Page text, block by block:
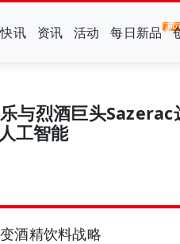
快讯 资讯 活动 每日新品
与烈酒巨头Sazerac
工智能
酒精饮料战略